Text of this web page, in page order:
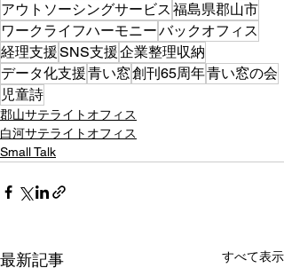
アウトソーシングサービス 福島県郡山市
ワークライフハーモニーバックオフィス
経理支援SNS支援企業整理収納
データ化支援青い窓創刊65周年青い窓の会
児童詩
郡山サテライトオフィス
白河サテライトオフィス
Small Talk
最新記事 すべて表示